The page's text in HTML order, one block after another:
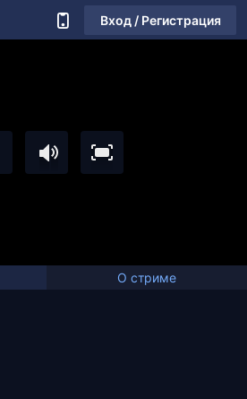
Вход / Регистрация
О стриме